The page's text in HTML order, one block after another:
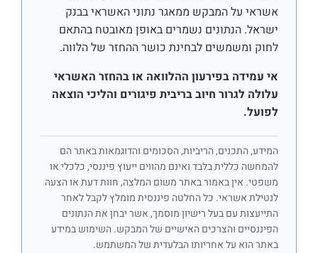
אשראי על המבקש ממאגר נתוני האשראי בבנק
ישראל. הנתונים נשמרים באופן מאובטח בהתאם
לחוק ומשמשים לבחינת כושר ההחזר של הלווה.
אי עמידה בפירעון ההלוואה או בהחזר האשראי
עלולה לגרור חיוב בריבית פיגורים והליכי הוצאה
לפועל.
המידע, התכנים, הריביות, הסכומים והדוגמאות באתר הם
להמחשה כללית בלבד ואינם מהווים ייעוץ פיננסי, כלכלי או
משפטי. אין באמור באתר משום המלצה, חוות דעת או הצעה
לנטילת אשראי. כל החלטה פיננסית מומלץ לקבל לאחר
התייעצות עם בעל רישיון מוסמך, אשר יבחן את הנתונים
הפיננסיים והצרכים האישיים של המבקש. השימוש במידע
באתר הוא על אחריותו הבלעדית של המשתמש.